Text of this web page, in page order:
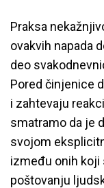
Praksa
ovakvih napada
deo
Pored činjenice
i zahtevaju
smatramo da je
svojom
između onih koji
poštovanju